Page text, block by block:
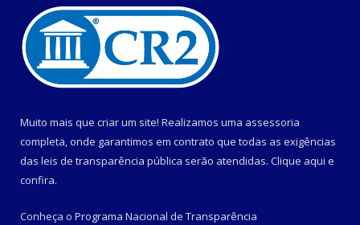
Muito mais que criar um site! Realizamos uma assessoria
completa, onde garantimos em contrato que todas as exigências
das leis de transparência pública serão atendidas. Clique aqui e
confira.
Conheça o Programa Nacional de Transparência